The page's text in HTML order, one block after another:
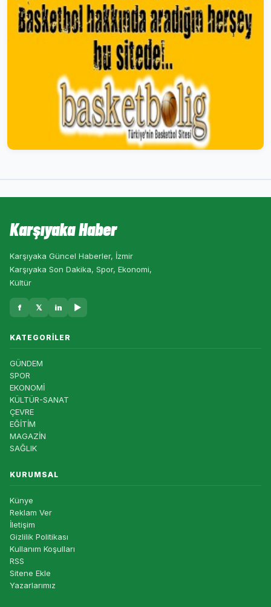
Karşıyaka Haber
Karşıyaka Güncel Haberler, İzmir
Karşıyaka Son Dakika, Spor, Ekonomi,
Kültür
f 𝕏 in ▶
KATEGORILER
GÜNDEM
SPOR
EKONOMİ
KÜLTÜR-SANAT
ÇEVRE
EĞİTİM
MAGAZİN
SAĞLIK
KURUMSAL
Künye
Reklam Ver
İletişim
Gizlilik Politikası
Kullanım Koşulları
RSS
Sitene Ekle
Yazarlarımız